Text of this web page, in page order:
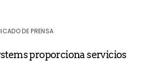
DE PRENSA
proporciona servicios